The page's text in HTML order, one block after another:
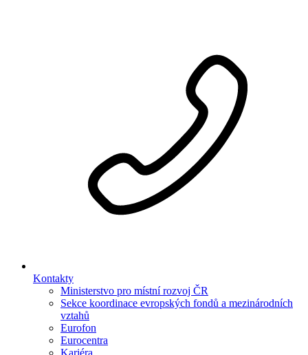
Kontakty
Ministerstvo pro místní rozvoj ČR
Sekce koordinace evropských fondů a mezinárodních
vztahů
Eurofon
Eurocentra
Kariéra